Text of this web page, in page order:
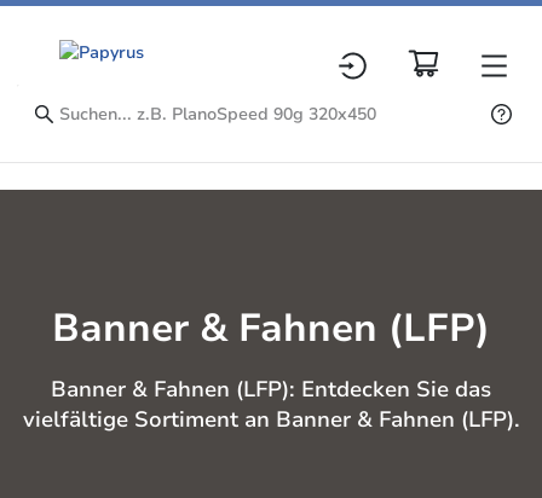
Banner & Fahnen (LFP)
Banner & Fahnen (LFP): Entdecken Sie das
vielfältige Sortiment an Banner & Fahnen (LFP).